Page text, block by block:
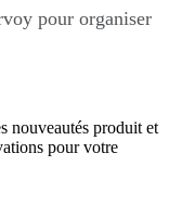
pour organiser
nouveautés produit et
pour votre